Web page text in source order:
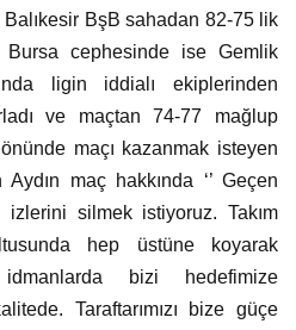
Balıkesir BşB sahadan 82-75 lik
Bursa cephesinde ise Gemlik
ligin iddialı ekiplerinden
ve maçtan 74-77 mağlup
maçı kazanmak isteyen
maç hakkında ‘’ Geçen
izlerini silmek istiyoruz. Takım
hep üstüne koyarak
idmanlarda bizi hedefimize
Taraftarımızı bize güçe